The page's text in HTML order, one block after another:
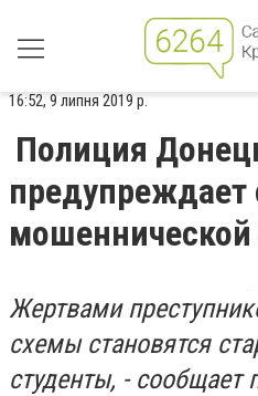
16:52, 9 липня 2019 р.
Полиция
предупреждает
мошеннической
Жертвами
схемы становятся
студенты, - сообщает